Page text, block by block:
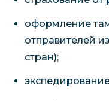
оформление
отправителей
стран);